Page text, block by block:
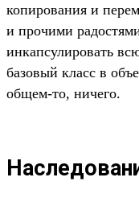
копирования и
и прочими
инкапсулировать
базовый класс в
общем-то, ничего.